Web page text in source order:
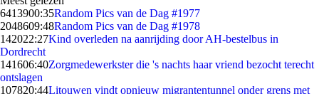
6413900:35Random Pics van de Dag #1977
2048609:48Random Pics van de Dag #1978
142022:27Kind overleden na aanrijding door AH-bestelbus in
Dordrecht
141606:40Zorgmedewerkster die 's nachts haar vriend bezocht terecht
ontslagen
107820:44Litouwen vindt opnieuw migrantentunnel onder grens met